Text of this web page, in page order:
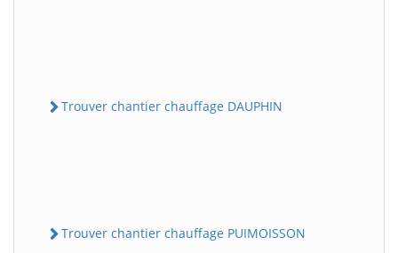
Trouver chantier chauffage DAUPHIN
Trouver chantier chauffage PUIMOISSON